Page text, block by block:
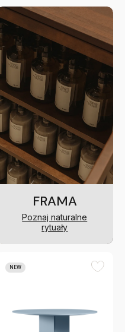
FRAMA
Poznaj naturalne
rytuały
NEW